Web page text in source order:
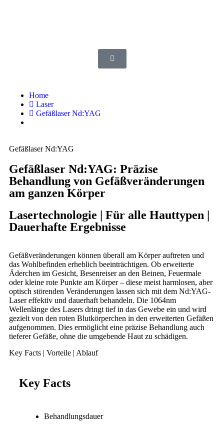
Home
Laser
Gefäßlaser Nd:YAG
Gefäßlaser Nd:YAG
Gefäßlaser Nd:YAG: Präzise
Behandlung von Gefäßveränderungen
am ganzen Körper
Lasertechnologie | Für alle Hauttypen |
Dauerhafte Ergebnisse
Gefäßveränderungen können überall am Körper auftreten und
das Wohlbefinden erheblich beeinträchtigen. Ob erweiterte
Äderchen im Gesicht, Besenreiser an den Beinen, Feuermale
oder kleine rote Punkte am Körper – diese meist harmlosen, aber
optisch störenden Veränderungen lassen sich mit dem Nd:YAG-
Laser effektiv und dauerhaft behandeln. Die 1064nm
Wellenlänge des Lasers dringt tief in das Gewebe ein und wird
gezielt von den roten Blutkörperchen in den erweiterten Gefäßen
aufgenommen. Dies ermöglicht eine präzise Behandlung auch
tieferer Gefäße, ohne die umgebende Haut zu schädigen.
Key Facts | Vorteile | Ablauf
Key Facts
Behandlungsdauer